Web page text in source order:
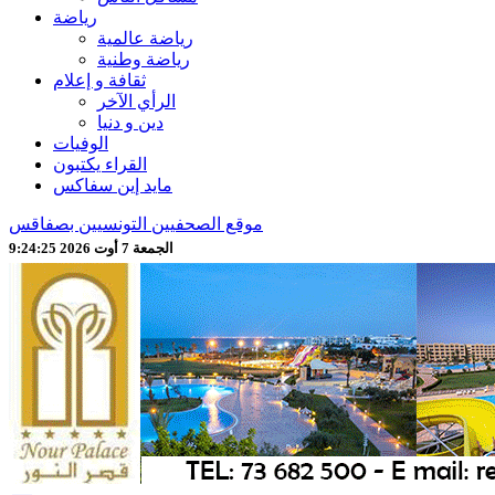
رياضة
رياضة عالمية
رياضة وطنية
ثقافة و إعلام
الرأي الآخر
دين و دنيا
الوفيات
القراء يكتبون
مايد إين سفاكس
موقع الصحفيين التونسيين بصفاقس
الجمعة 7 أوت 2026 9:24:27